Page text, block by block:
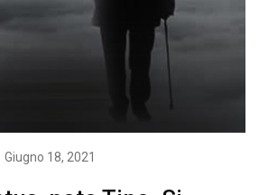
Giugno 18, 2021